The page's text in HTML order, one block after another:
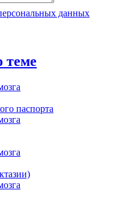
данных
теме
паспорта